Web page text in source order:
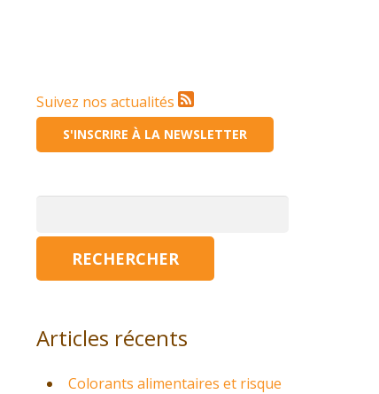
Suivez nos actualités
S'INSCRIRE À LA NEWSLETTER
Articles récents
Colorants alimentaires et risque